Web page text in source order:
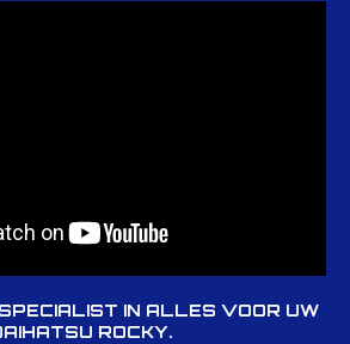
IN ALLES VOOR UW
ROCKY.